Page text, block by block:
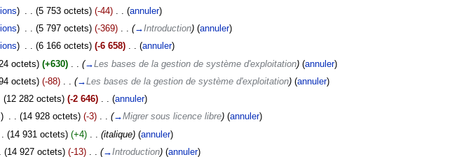
) (5 753 octets) (-44)‎ (annuler)
) . . (5 797 octets) (-369)‎ . . (→Introduction)(annuler)
) . . (6 166 octets) (-6 658)‎ . . (annuler)
octets) (+630)‎ (→Les bases de la gestion de système d'exploitation)(annuler)
octets) (-88)‎ . . (→Les bases de la gestion de système d'exploitation)(annuler)
(12 282 octets) (-2 646)‎ . . (annuler)
) . . (14 928 octets) (-3)‎ . . (→Migrer sous licence libre)(annuler)
(14 931 octets) (+4)‎ (italique)(annuler)
(14 927 octets) (-13)‎ . . (→Introduction)(annuler)